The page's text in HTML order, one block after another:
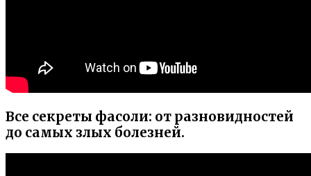
Все секреты фасоли: от разновидностей
до самых злых болезней.